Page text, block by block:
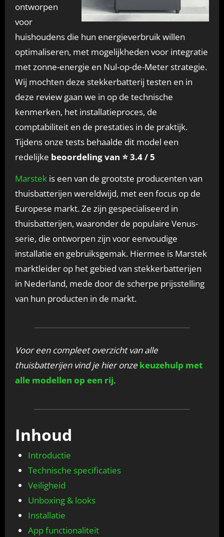
ontworpen
voor
huishoudens die hun energieverbruik willen
optimaliseren, met mogelijkheden voor integratie
met zonne-energie en Nul-op-de-Meter strategie.
Wij mochten deze stekkerbatterij testen en in
deze review gaan we in op de technische
kenmerken, het installatieproces, de
comptabiliteit en de prestaties in de praktijk.
Tijdens onze tests behaalde dit model een
redelijke beoordeling van ⭐ 3.4 / 5
Marstekis een van de grootste producenten van
thuisbatterijen wereldwijd, met een focus op de
Europese markt. Ze zijn gespecialiseerd in
thuisbatterijen, waaronder de populaire Venus-
serie, die ontworpen zijn voor eenvoudige
installatie en gebruiksgemak. Hiermee is Marstek
marktleider op het gebied van stekkerbatterijen
in Nederland, mede door de scherpe prijsstelling
van hun producten in de markt.
Voor een compleet overzicht van alle
thuisbatterijen vind je hier onze keuzehulp met
alle modellen op een rij.
Inhoud
Introductie
Technische specificaties
Veiligheid
Unboxing & looks
Installatie
App functionaliteit